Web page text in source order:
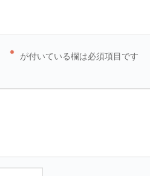
* が付いている欄は必須項目です